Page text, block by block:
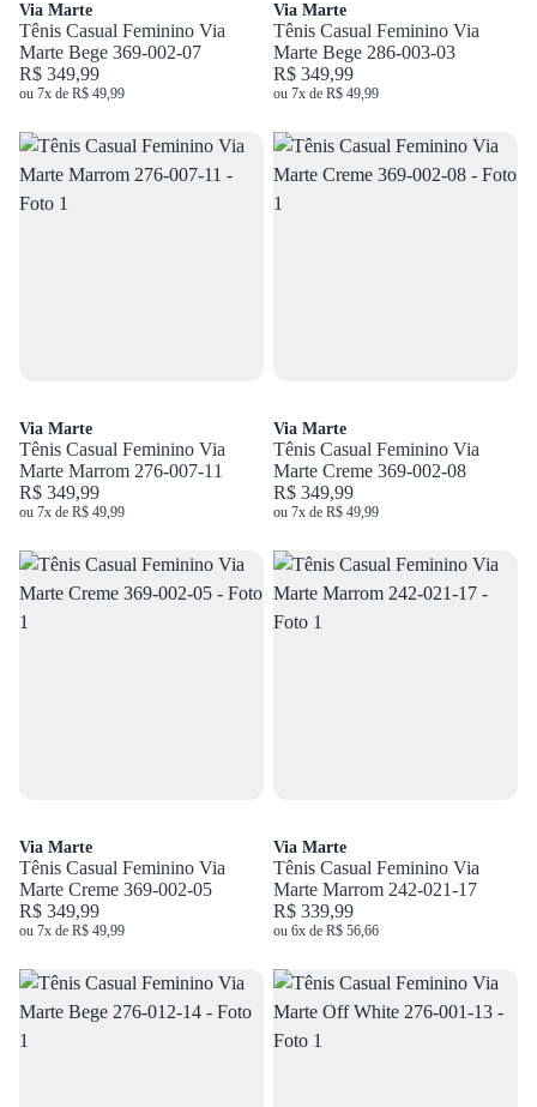
Via Marte
Tênis Casual Feminino Via
Marte Bege 369-002-07
R$ 349,99
ou 7x de R$ 49,99
Via Marte
Tênis Casual Feminino Via
Marte Bege 286-003-03
R$ 349,99
ou 7x de R$ 49,99
Via Marte
Tênis Casual Feminino Via
Marte Marrom 276-007-11
R$ 349,99
ou 7x de R$ 49,99
Via Marte
Tênis Casual Feminino Via
Marte Creme 369-002-08
R$ 349,99
ou 7x de R$ 49,99
Via Marte
Tênis Casual Feminino Via
Marte Creme 369-002-05
R$ 349,99
ou 7x de R$ 49,99
Via Marte
Tênis Casual Feminino Via
Marte Marrom 242-021-17
R$ 339,99
ou 6x de R$ 56,66